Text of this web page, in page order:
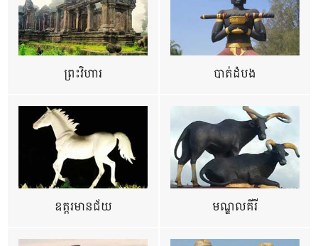
ព្រះវិហារ បាត់ដំបង
ឧត្ដរមានជ័យ មណ្ឌលគីរី